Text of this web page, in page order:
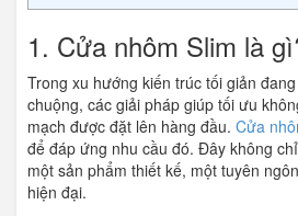
1. Cửa nhôm Slim là
Trong xu hướng kiến trúc tối giản
chuộng, các giải pháp giúp tối ưu
mạch được đặt lên hàng đầu. Cửa
để đáp ứng nhu cầu đó. Đây không
một sản phẩm thiết kế, một tuyên
hiện đại.